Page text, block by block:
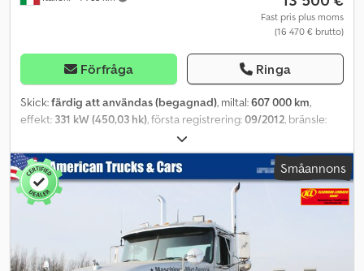
Fast pris plus moms
(16 470 € brutto)
Förfråga Ringa
Skick:färdig att användas (begagnad), miltal:607 000 km,
effekt: 331 kW (450,03 hk), första registrering:09/2012, bränsle:
, Nya däck, renoverad, servad
Dsdpfowqfx Tjx Aqiskr
Småannons